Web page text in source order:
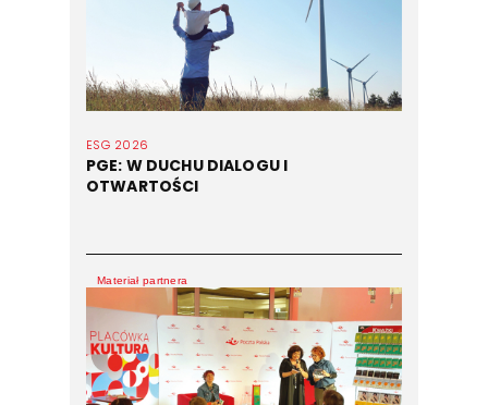
ESG 2026
PGE: W DUCHU DIALOGU I
OTWARTOŚCI
Materiał partnera